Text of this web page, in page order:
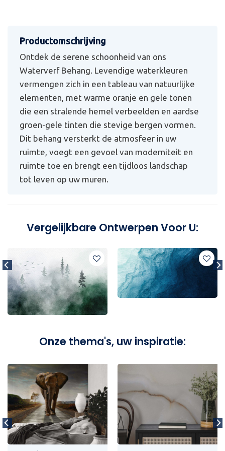
Ontdek de serene schoonheid van ons
Waterverf Behang. Levendige waterkleuren
vermengen zich in een tableau van natuurlijke
elementen, met warme oranje en gele tonen
die een stralende hemel verbeelden en aardse
groen-gele tinten die stevige bergen vormen.
Dit behang versterkt de atmosfeer in uw
ruimte, voegt een gevoel van moderniteit en
ruimte toe en brengt een tijdloos landschap
tot leven op uw muren.
Vergelijkbare Ontwerpen Voor U:
Onze thema's, uw inspiratie: